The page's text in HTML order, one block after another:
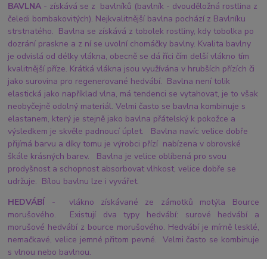
BAVLNA - získává se z bavlníků (bavlník - dvouděložná rostlina z
čeledi bombakovitých). Nejkvalitnější bavlna pochází z Bavlníku
strstnatého. Bavlna se získává z tobolek rostliny, kdy tobolka po
dozrání praskne a z ní se uvolní chomáčky bavlny. Kvalita bavlny
je odvislá od délky vlákna, obecně se dá říci čím delší vlákno tím
kvalitnější příze. Krátká vlákna jsou využívána v hrubších přízích či
jako surovina pro regenerované hedvábí. Bavlna není tolik
elastická jako například vlna, má tendenci se vytahovat, je to však
neobyčejně odolný materiál. Velmi často se bavlna kombinuje s
elastanem, který je stejně jako bavlna přátelský k pokožce a
výsledkem je skvěle padnoucí úplet. Bavlna navíc velice dobře
přijímá barvu a díky tomu je výrobci přízí nabízena v obrovské
škále krásných barev. Bavlna je velice oblíbená pro svou
prodyšnost a schopnost absorbovat vlhkost, velice dobře se
udržuje. Bílou bavlnu lze i vyvářet.
HEDVÁBÍ - vlákno získávané ze zámotků motýla Bource
morušového. Existují dva typy hedvábí: surové hedvábí a
morušové hedvábí z bource morušového. Hedvábí je mírně lesklé,
nemačkavé, velice jemné přitom pevné. Velmi často se kombinuje
s vlnou nebo bavlnou.